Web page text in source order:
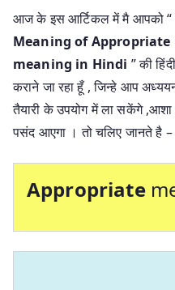
आज के इस आर्टिकल में मै आपको “
Meaning of Appropriate
meaning in Hindi ” की
कराने जा रहा हूँ , जिन्हे आप
तैयारी के उपयोग में ला सकेंगे
पसंद आएगा । तो चलिए जानते है –
Appropriate